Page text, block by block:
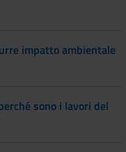
impatto ambientale
sono i lavori del